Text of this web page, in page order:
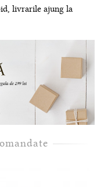
livrarile ajung la